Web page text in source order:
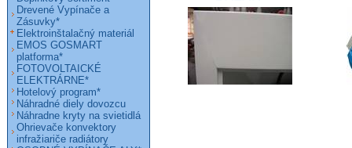
Drevené Vypínače a
Zásuvky*
Elektroinštalačný materiál
EMOS GOSMART
platforma*
FOTOVOLTAICKÉ
ELEKTRÁRNE*
Hotelový program*
Náhradné diely dovozcu
Náhradne kryty na svietidlá
Ohrievače konvektory
infražiariče radiátory